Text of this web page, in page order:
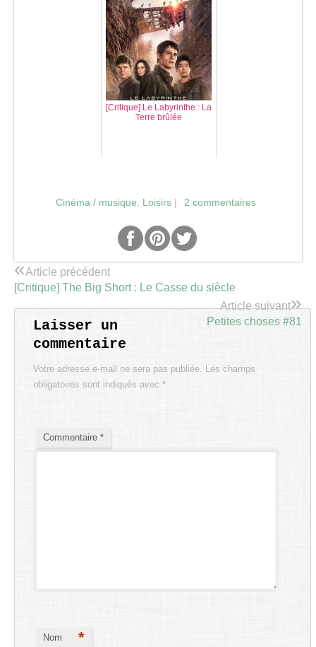
[Critique] Le Labyrinthe : La
Terre brûlée
Cinéma / musique Loisirs | 2 commentaires
«Article précédent
[Critique] The Big Short : Le Casse du siècle
Article suivant»
Petites choses #81
Laisser un
commentaire
Votre adresse e-mail ne sera pas publiée. Les champs
obligatoires sont indiqués avec *
Commentaire *
Nom *